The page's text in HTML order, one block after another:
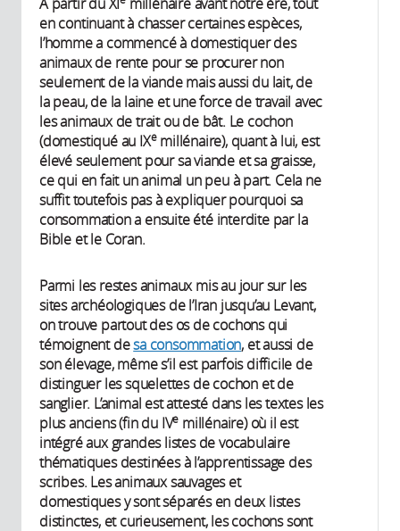
en continuant à chasser certaines espèces,
l’homme a commencé à domestiquer des
animaux de rente pour se procurer non
seulement de la viande mais aussi du lait, de
la peau, de la laine et une force de travail avec
les animaux de trait ou de bât. Le cochon
(domestiqué au IXemillénaire), quant à lui, est
élevé seulement pour sa viande et sa graisse,
ce qui en fait un animal un peu à part. Cela ne
suffit toutefois pas à expliquer pourquoi sa
consommation a ensuite été interdite par la
Bible et le Coran.
Parmi les restes animaux mis au jour sur les
sites archéologiques de l’Iran jusqu’au Levant,
on trouve partout des os de cochons qui
témoignent desa consommation, et aussi de
son élevage, même s’il est parfois difficile de
distinguer les squelettes de cochon et de
sanglier. L’animal est attesté dans les textes les
plus anciens (fin du IVe millénaire) où il est
intégré aux grandes listes de vocabulaire
thématiques destinées à l’apprentissage des
scribes. Les animaux sauvages et
domestiques y sont séparés en deux listes
distinctes, et curieusement, les cochons sont